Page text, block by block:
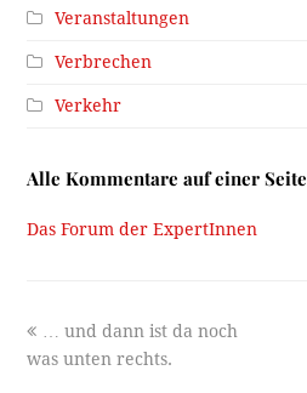
Veranstaltungen
Verbrechen
Verkehr
Alle Kommentare auf einer Seite
Das Forum der ExpertInnen
previous
post:
… und dann ist da noch
was unten rechts.